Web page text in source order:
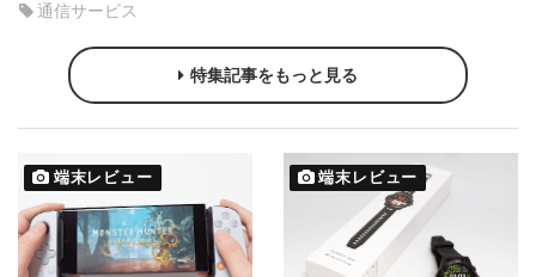
通信サービス
特集記事をもっと見る
端末レビュー 端末レビュー